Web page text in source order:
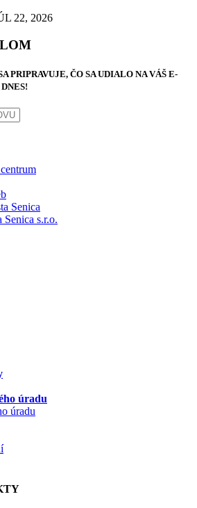
22, 2026
PRIPRAVUJE, ČO SA UDIALO NA VÁŠ E-
úradu
úradu